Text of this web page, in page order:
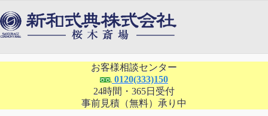
お客様相談センター
0120(333)150
24時間・365日受付
事前見積（無料）承り中